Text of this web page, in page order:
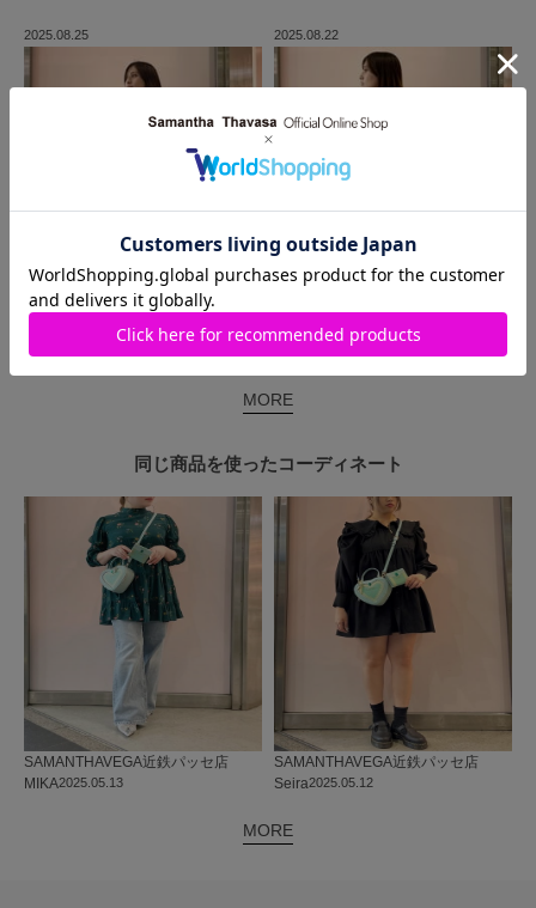
2025.08.25 2025.08.22
MORE
同じ商品を使ったコーディネート
2025.05.13
SAMANTHAVEGA近鉄パッセ店
MIKA
2025.05.12
SAMANTHAVEGA近鉄パッセ店
Seira
MORE